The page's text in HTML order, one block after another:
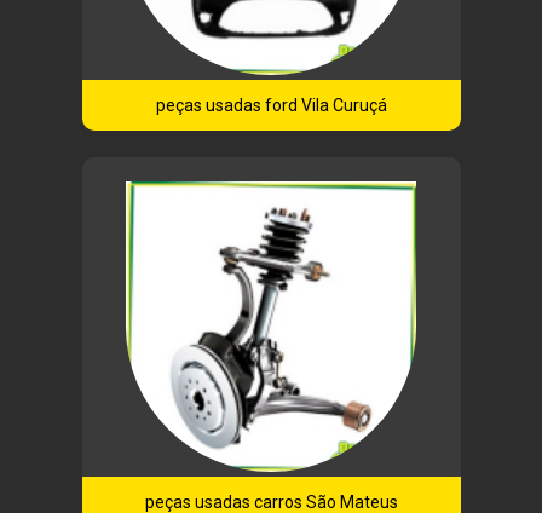
peças usadas ford Vila Curuçá
peças usadas carros São Mateus